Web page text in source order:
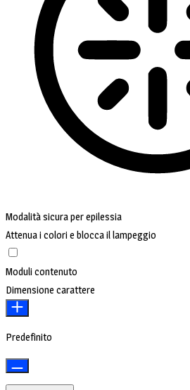
Modalità sicura per epilessia
Attenua i colori e blocca il lampeggio
Moduli contenuto
Dimensione carattere
Predefinito